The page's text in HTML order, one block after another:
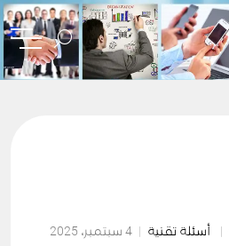
أسئلة تقنية 4 سبتمبر، 2025